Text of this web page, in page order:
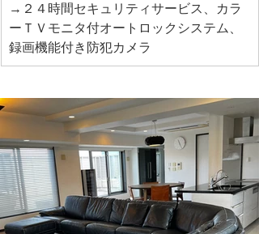
→２４時間セキュリティサービス、カラ
ーＴＶモニタ付オートロックシステム、
録画機能付き防犯カメラ